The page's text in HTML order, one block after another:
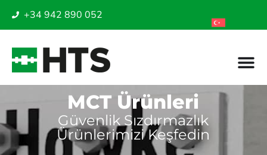
+34 942 890 052
MCT Ürünleri
Güvenlik Sızdırmazlık
Ürünlerimizi Keşfedin